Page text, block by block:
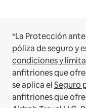
*La Protección
póliza de seguro y
condiciones y
anfitriones que
se aplica elSeguro
anfitriones que